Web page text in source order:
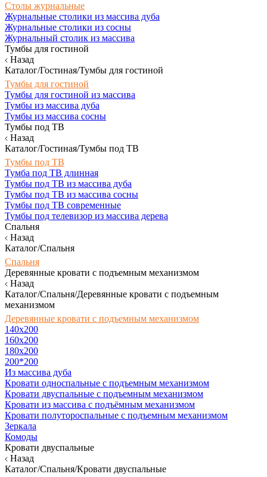
Столы журнальные
Журнальные столики из массива дуба
Журнальные столики из сосны
Журнальный столик из массива
Тумбы для гостиной
Назад
Каталог/Гостиная/Тумбы для гостиной
Тумбы для гостиной
Тумбы для гостиной из массива
Тумбы из массива дуба
Тумбы из массива сосны
Тумбы под ТВ
Назад
Каталог/Гостиная/Тумбы под ТВ
Тумбы под ТВ
Тумба под ТВ длинная
Тумбы под ТВ из массива дуба
Тумбы под ТВ из массива сосны
Тумбы под ТВ современные
Тумбы под телевизор из массива дерева
Спальня
Назад
Каталог/Спальня
Спальня
Деревянные кровати с подъемным механизмом
Назад
Каталог/Спальня/Деревянные кровати с подъемным
механизмом
Деревянные кровати с подъемным механизмом
140x200
160х200
180х200
200*200
Из массива дуба
Кровати односпальные с подъемным механизмом
Кровати двуспальные с подъемным механизмом
Кровати из массива с подъёмным механизмом
Кровати полутороспальные с подъемным механизмом
Зеркала
Комоды
Кровати двуспальные
Назад
Каталог/Спальня/Кровати двуспальные